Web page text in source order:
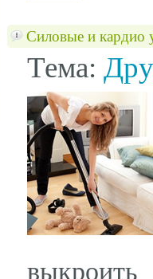
Силовые и кардио
Тема: